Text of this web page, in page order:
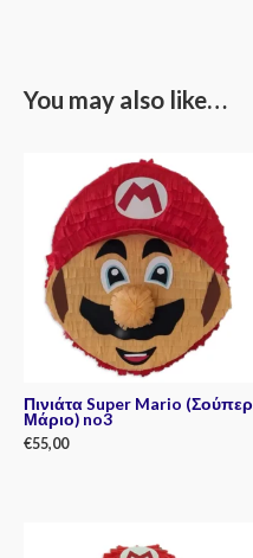
You may also like…
Πινιάτα Super Mario (Σούπερ
Μάριο) no3
€55,00